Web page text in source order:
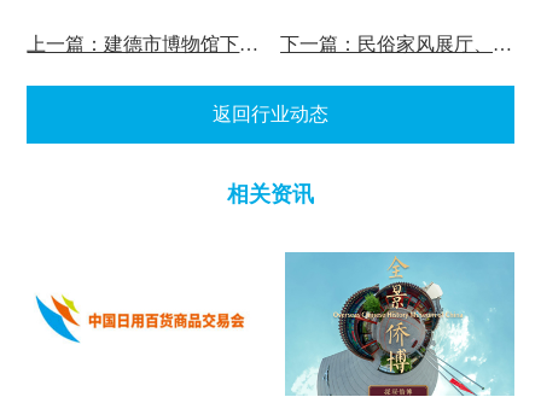
上一篇：建德市博物馆下半年即将盛装登场! 下一篇：民俗家风展厅、乡愁文化展厅，留住“乡村记忆”
返回行业动态
相关资讯